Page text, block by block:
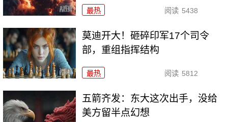
最热 阅读 5438
莫迪开大！砸碎印军17个司令
部，重组指挥结构
最热 阅读 5812
五箭齐发：东大这次出手，没给
美方留半点幻想